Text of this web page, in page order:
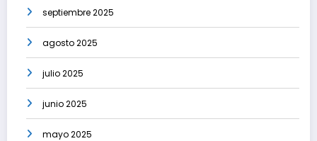
septiembre 2025
agosto 2025
julio 2025
junio 2025
mayo 2025